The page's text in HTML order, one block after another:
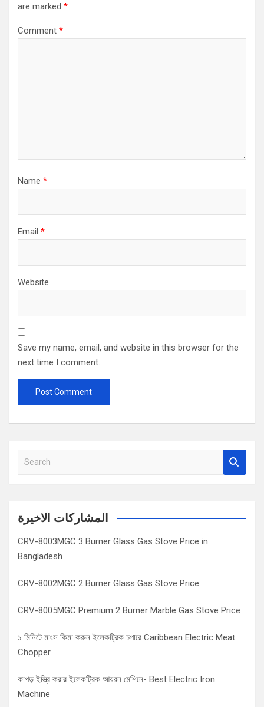
are marked *
Comment *
Name *
Email *
Website
Save my name, email, and website in this browser for the
next time I comment.
a
c
المشاركات الاخيرة
CRV-8003MGC 3 Burner Glass Gas Stove Price in
Bangladesh
CRV-8002MGC 2 Burner Glass Gas Stove Price
CRV-8005MGC Premium 2 Burner Marble Gas Stove Price
১ মিনিটে মাংস কিমা করুন ইলেকট্রিক চপারে Caribbean Electric Meat
Chopper
কাপড় ইস্ত্রি করার ইলেকট্রিক আয়রন মেশিনে- Best Electric Iron
Machine